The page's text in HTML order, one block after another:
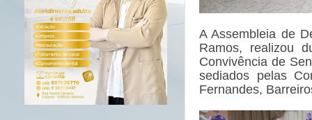
A Assembleia de
Ramos, realizou
Convivência de
sediados pelas
Fernandes,